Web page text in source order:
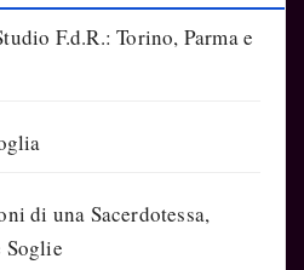
F.d.R.: Torino, Parma e
di una Sacerdotessa,
Soglie